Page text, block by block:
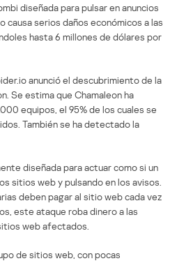
diseñada para pulsar en anuncios
serios daños económicos a las
hasta 6 millones de dólares por
anunció el descubrimiento de la
Se estima que Chamaleon ha
equipos, el 95% de los cuales se
También se ha detectado la
diseñada para actuar como si un
sitios web y pulsando en los avisos.
deben pagar al sitio web cada vez
este ataque roba dinero a las
web afectados.
de sitios web, con pocas